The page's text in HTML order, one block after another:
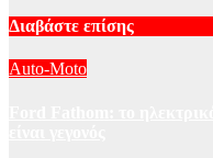
Διαβάστε επίσης
Auto-Moto